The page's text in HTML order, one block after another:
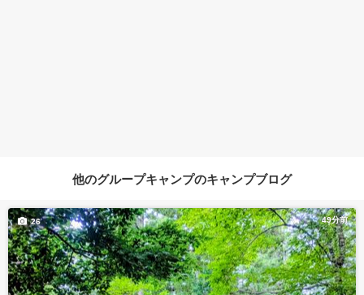
他のグループキャンプのキャンプブログ
49分前
26